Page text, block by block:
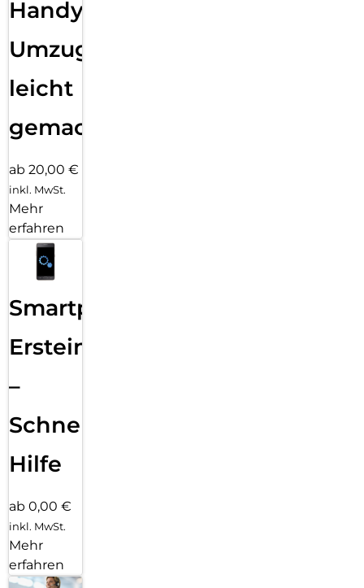
Handy
Umzug
leicht
gemacht!
ab 20,00 €
inkl. MwSt.
Mehr
erfahren
Smartphone
Ersteinrichtung
–
Schnelle
Hilfe
ab 0,00 €
inkl. MwSt.
Mehr
erfahren